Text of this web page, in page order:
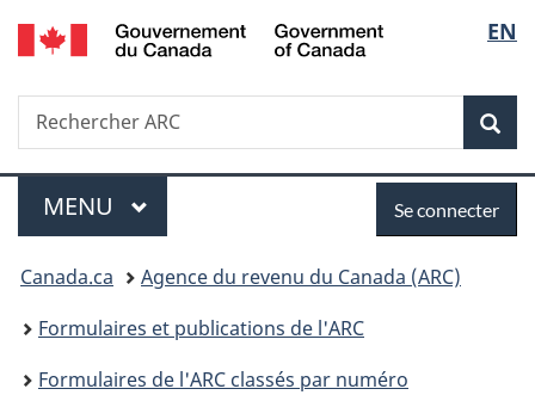
Passer
au
Passer
à
du
Passer
à
simplifiée
de
la
EN
Recherche
Rechercher
ARC
Menu
MENU PRINCIPAL
connecter
Se connecter
Vous
êtes
ici :
Canada.ca
Agence du revenu du Canada (ARC)
Formulaires et publications de l'ARC
Formulaires de l'ARC classés par numéro